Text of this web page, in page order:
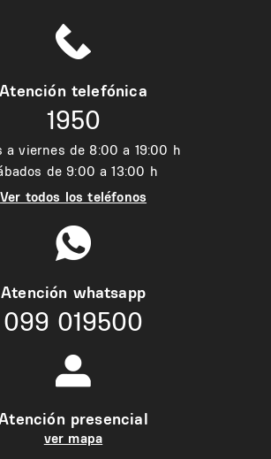
Atención telefónica
1950
a viernes de 8:00 a 19:00 h
de 9:00 a 13:00 h
Ver todos los teléfonos
Atención whatsapp
099 019500
presencial
ver mapa